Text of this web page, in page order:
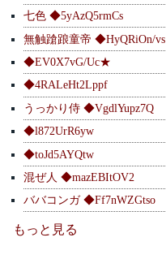
七色 ◆5yAzQ5rmCs
無触蹌踉童帝 ◆HyQRiOn/vs
◆EV0X7vG/Uc★
◆4RALeHt2Lppf
うっかり侍 ◆VgdlYupz7Q
◆l872UrR6yw
◆toJd5AYQtw
混ぜ人 ◆mazEBItOV2
ババコンガ ◆Ff7nWZGtso
もっと見る